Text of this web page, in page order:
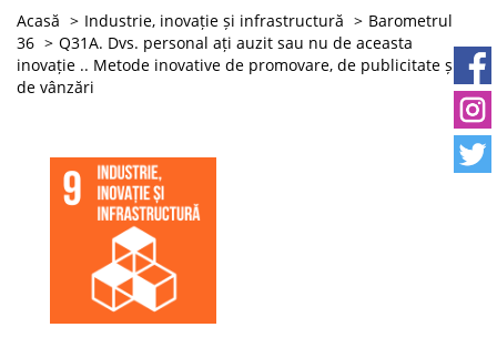
Acasă Industrie, inovație și infrastructură
Barometrul
36
Q31A. Dvs. personal ați auzit sau nu de aceasta
inovație .. Metode inovative de promovare, de publicitate și
de vânzări